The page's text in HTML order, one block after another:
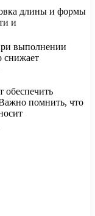
длины и формы
и
выполнении
снижает
обеспечить
помнить, что